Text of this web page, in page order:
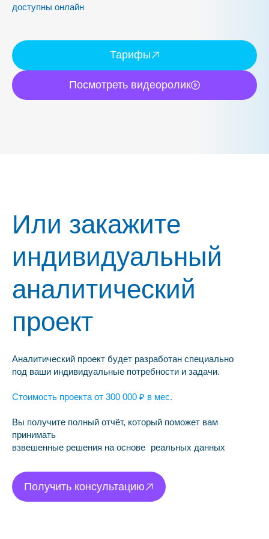
доступны онлайн
Тарифы
Посмотреть видеоролик
Или закажите
индивидуальный
аналитический
проект
Аналитический проект будет разработан специально
под ваши индивидуальные потребности и задачи.
Стоимость проекта от 300 000 ₽ в мес.
Вы получите полный отчёт, который поможет вам
принимать
взвешенные решения на основе реальных данных
Получить консультацию